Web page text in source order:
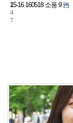
2
4
7
15-16 160518 소풍 9